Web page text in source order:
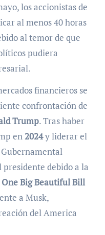
los accionistas de
al menos 40 horas
al temor de que
pudiera
financieros se
confrontación de
Trump. Tras haber
en2024y liderar el
debido a la
One Big Beautiful Bill
a Musk,
del America